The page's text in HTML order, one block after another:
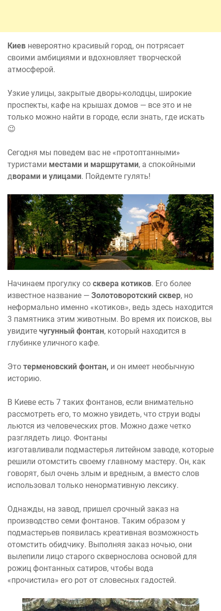
Киев невероятно красивый город, он потрясает
своими амбициями и вдохновляет творческой
атмосферой.
Узкие улицы, закрытые дворы-колодцы, широкие
проспекты, кафе на крышах домов — все это и не
только можно найти в городе, если знать, где искать
😉
Сегодня мы поведем вас не «протоптанными»
туристами местами и маршрутами, а спокойными
дворами и улицами. Пойдемте гулять!
Начинаем прогулку со сквера котиков. Его более
известное название — Золотоворотский сквер, но
неформально именно «котиков», ведь здесь находится
3 памятника этим животным. Во время их поисков, вы
увидите чугунный фонтан, который находится в
глубинке уличного кафе.
Это терменовский фонтан, и он имеет необычную
историю.
В Киеве есть 7 таких фонтанов, если внимательно
рассмотреть его, то можно увидеть, что струи воды
льются из человеческих ртов. Можно даже четко
разглядеть лицо. Фонтаны
изготавливали подмастерья литейном заводе, которые
решили отомстить своему главному мастеру. Он, как
говорят, был очень злым и вредным, а вместо слов
использовал только ненормативную лексику.
Однажды, на завод, пришел срочный заказ на
производство семи фонтанов. Таким образом у
подмастерьев появилась креативная возможность
отомстить обидчику. Выполняя заказ ночью, они
вылепили лицо старого сквернослова основой для
рожиц фонтанных сатиров, чтобы вода
«прочистила» его рот от словесных гадостей.